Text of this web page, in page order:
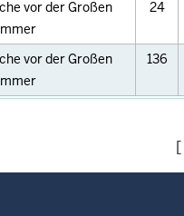
vor der Großen
24
vor der Großen
136
[